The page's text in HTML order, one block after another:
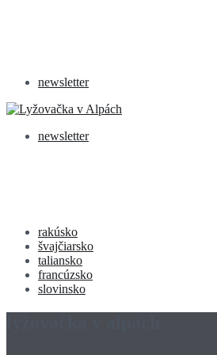
newsletter
newsletter
rakúsko
švajčiarsko
taliansko
francúzsko
slovinsko